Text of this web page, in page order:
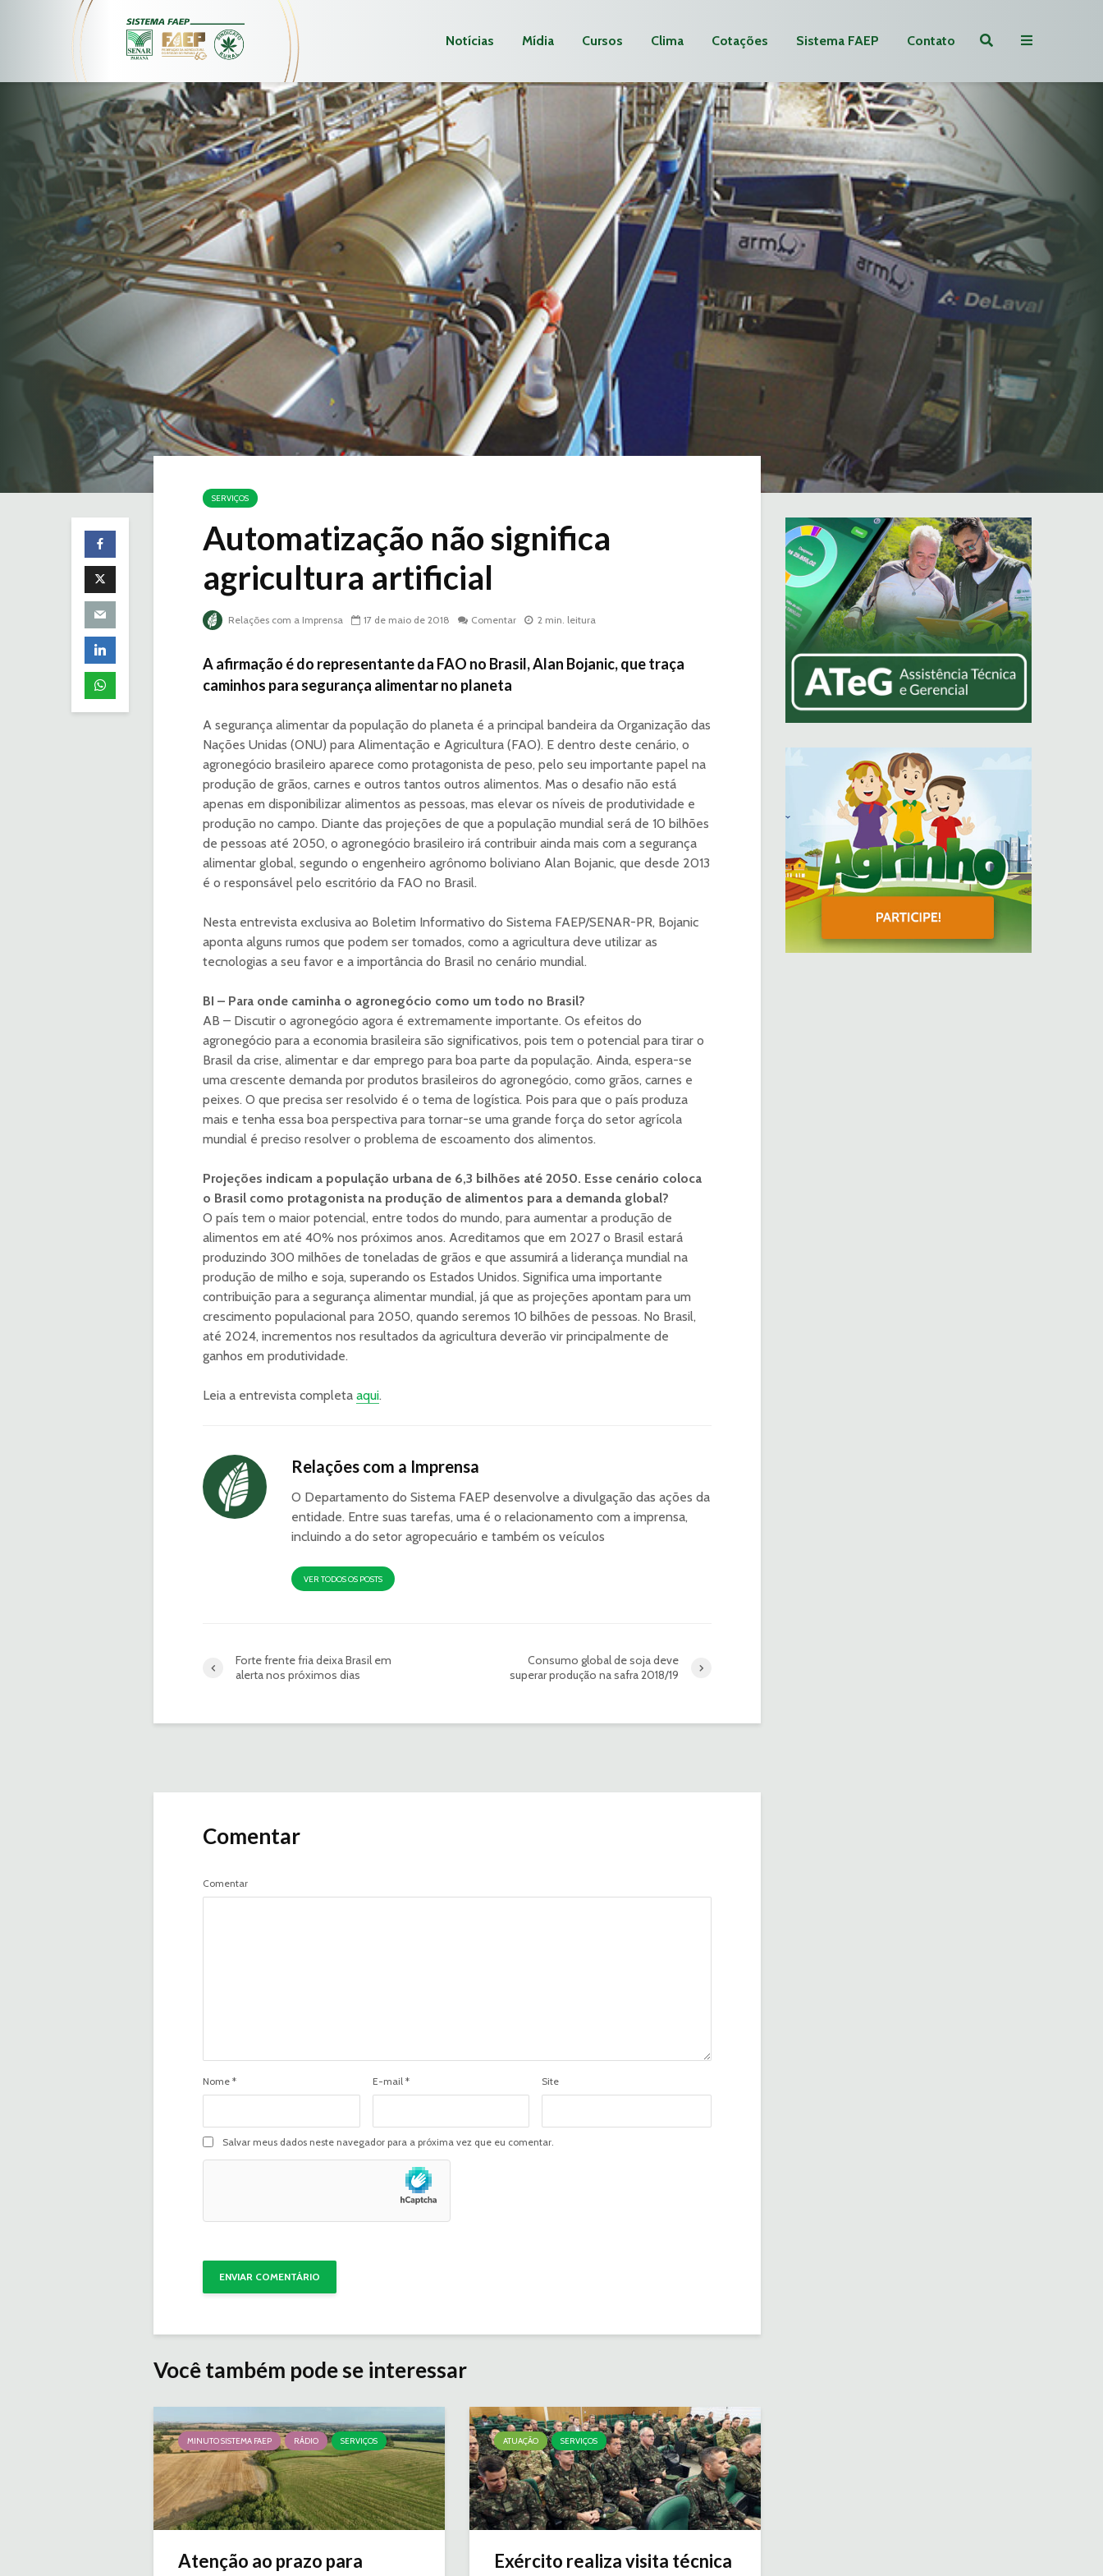
Notícias Mídia Cursos Clima Cotações Sistema FAEP Contato
SERVIÇOS
Automatização não significa
agricultura artificial
Relações com a Imprensa 17 de maio de 2018 Comentar 2 min. leitura
A afirmação é do representante da FAO no Brasil, Alan Bojanic, que traça
caminhos para segurança alimentar no planeta
A segurança alimentar da população do planeta é a principal bandeira da Organização das
Nações Unidas (ONU) para Alimentação e Agricultura (FAO). E dentro deste cenário, o
agronegócio brasileiro aparece como protagonista de peso, pelo seu importante papel na
produção de grãos, carnes e outros tantos outros alimentos. Mas o desafio não está
apenas em disponibilizar alimentos as pessoas, mas elevar os níveis de produtividade e
produção no campo. Diante das projeções de que a população mundial será de 10 bilhões
de pessoas até 2050, o agronegócio brasileiro irá contribuir ainda mais com a segurança
alimentar global, segundo o engenheiro agrônomo boliviano Alan Bojanic, que desde 2013
é o responsável pelo escritório da FAO no Brasil.
Nesta entrevista exclusiva ao Boletim Informativo do Sistema FAEP/SENAR-PR, Bojanic
aponta alguns rumos que podem ser tomados, como a agricultura deve utilizar as
tecnologias a seu favor e a importância do Brasil no cenário mundial.
BI – Para onde caminha o agronegócio como um todo no Brasil?
AB – Discutir o agronegócio agora é extremamente importante. Os efeitos do
agronegócio para a economia brasileira são significativos, pois tem o potencial para tirar o
Brasil da crise, alimentar e dar emprego para boa parte da população. Ainda, espera-se
uma crescente demanda por produtos brasileiros do agronegócio, como grãos, carnes e
peixes. O que precisa ser resolvido é o tema de logística. Pois para que o país produza
mais e tenha essa boa perspectiva para tornar-se uma grande força do setor agrícola
mundial é preciso resolver o problema de escoamento dos alimentos.
Projeções indicam a população urbana de 6,3 bilhões até 2050. Esse cenário coloca
o Brasil como protagonista na produção de alimentos para a demanda global?
O país tem o maior potencial, entre todos do mundo, para aumentar a produção de
alimentos em até 40% nos próximos anos. Acreditamos que em 2027 o Brasil estará
produzindo 300 milhões de toneladas de grãos e que assumirá a liderança mundial na
produção de milho e soja, superando os Estados Unidos. Significa uma importante
contribuição para a segurança alimentar mundial, já que as projeções apontam para um
crescimento populacional para 2050, quando seremos 10 bilhões de pessoas. No Brasil,
até 2024, incrementos nos resultados da agricultura deverão vir principalmente de
ganhos em produtividade.
Leia a entrevista completa aqui.
Relações com a Imprensa
O Departamento do Sistema FAEP desenvolve a divulgação das ações da
entidade. Entre suas tarefas, uma é o relacionamento com a imprensa,
incluindo a do setor agropecuário e também os veículos
VER TODOS OS POSTS
Forte frente fria deixa Brasil em
alerta nos próximos dias
Consumo global de soja deve
superar produção na safra 2018/19
Comentar
Comentar
Nome * E-mail * Site
Salvar meus dados neste navegador para a próxima vez que eu comentar.
Você também pode se interessar
MINUTO SISTEMA FAEP RÁDIO SERVIÇOS
Atenção ao prazo para
ATUAÇÃO SERVIÇOS
Exército realiza visita técnica